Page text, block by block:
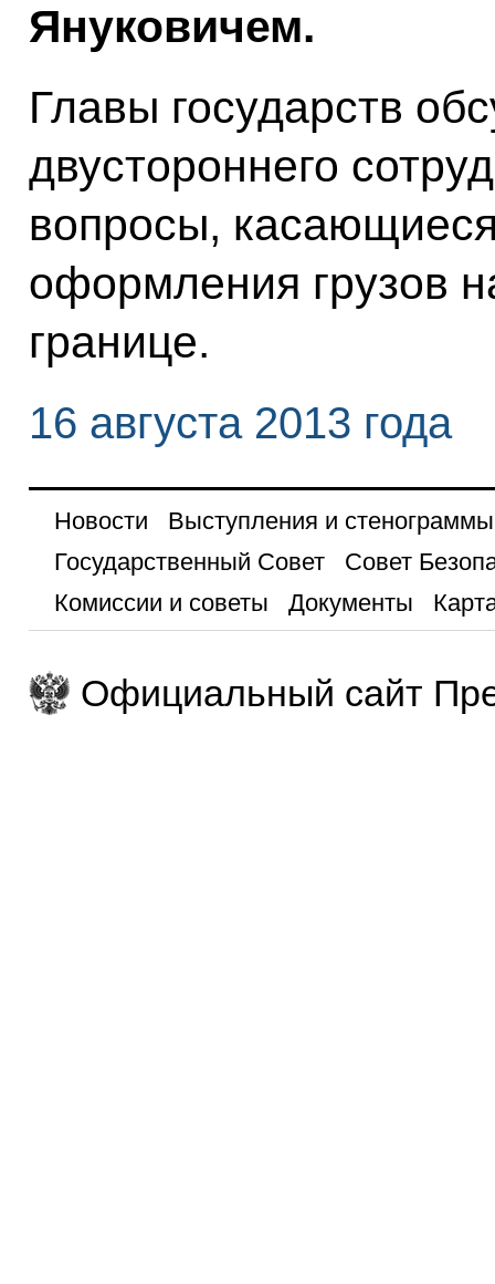
Януковичем.
Главы государств
двустороннего
вопросы,
оформления грузов
границе.
16 августа 2013 года
Новости
Выступления и стенограммы
Государственный Совет
Совет
Комиссии и советы
Документы
Официальный сайт